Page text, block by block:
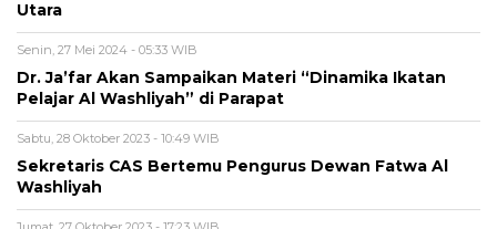
Utara
Senin, 27 Mei 2024 - 05:33 WIB
Dr. Ja’far Akan Sampaikan Materi “Dinamika Ikatan
Pelajar Al Washliyah” di Parapat
Sabtu, 28 Oktober 2023 - 10:49 WIB
Sekretaris CAS Bertemu Pengurus Dewan Fatwa Al
Washliyah